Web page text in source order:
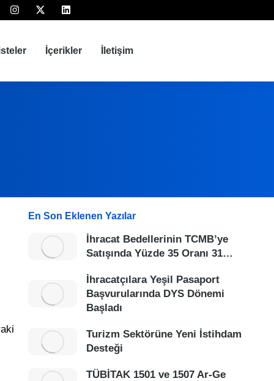
İçerikler İletişim
En Son Eklenen Yazılar
İhracat Bedellerinin TCMB’ye
Satışında Yüzde 35 Oranı 31…
İhracatçılara Yeşil Pasaport
Başvurularında DYS Dönemi
Başladı
Turizm Sektörüne Yeni İstihdam
Desteği
TÜBİTAK 1501 ve 1507 Ar-Ge